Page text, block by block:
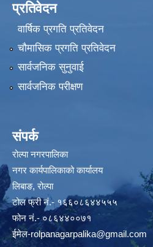
प्रतिवेदन
वार्षिक प्रगति प्रतिवेदन
चौमासिक प्रगति प्रतिवेदन
सार्वजनिक सुनुवाई
सार्वजनिक परीक्षण
संपर्क
रोल्पा नगरपालिका
नगर कार्यपालिकाको कार्यालय
लिबाङ, रोल्पा
टोल फ्री नं.- १६६०८६४४५५५
फोन नं.- ०८६४४००७१
ईमेल-rolpanagarpalika@gmail.com